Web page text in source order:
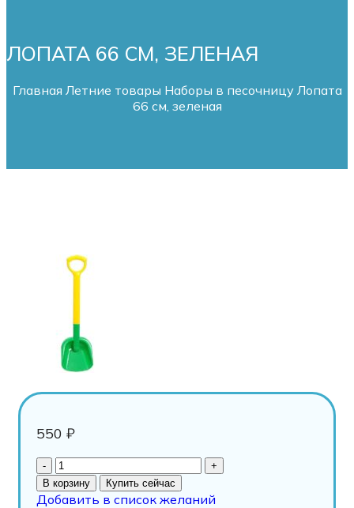
ЛОПАТА 66 СМ, ЗЕЛЕНАЯ
Главная Летние товары Наборы в песочницу Лопата
66 см, зеленая
550 ₽
В корзину Купить сейчас
Добавить в список желаний